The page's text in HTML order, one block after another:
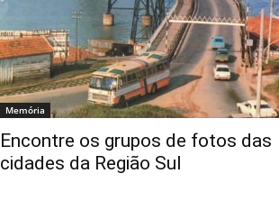
Memória
Encontre os grupos de fotos das
cidades da Região Sul